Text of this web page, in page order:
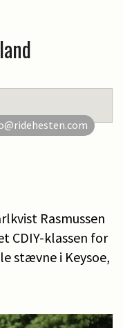
Rasmussen
CDIY-klassen for
stævne i Keysoe,